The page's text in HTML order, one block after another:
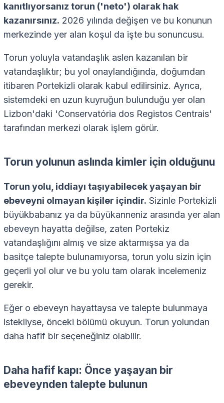
kanıtlıyorsanız torun ('neto') olarak hak
kazanırsınız. 2026 yılında değişen ve bu konunun
merkezinde yer alan koşul da işte bu sonuncusu.
Torun yoluyla vatandaşlık aslen kazanılan bir
vatandaşlıktır; bu yol onaylandığında, doğumdan
itibaren Portekizli olarak kabul edilirsiniz. Ayrıca,
sistemdeki en uzun kuyruğun bulunduğu yer olan
Lizbon'daki 'Conservatória dos Registos Centrais'
tarafından merkezi olarak işlem görür.
Torun yolunun aslında kimler için olduğunu
Torun yolu, iddiayı taşıyabilecek yaşayan bir
ebeveyni olmayan kişiler içindir. Sizinle Portekizli
büyükbabanız ya da büyükanneniz arasında yer alan
ebeveyn hayatta değilse, zaten Portekiz
vatandaşlığını almış ve size aktarmışsa ya da
basitçe talepte bulunamıyorsa, torun yolu sizin için
geçerli yol olur ve bu yolu tam olarak incelemeniz
gerekir.
Eğer o ebeveyn hayattaysa ve talepte bulunmaya
istekliyse, önceki bölümü okuyun. Torun yolundan
daha hafif bir seçeneğiniz olabilir.
Daha hafif kapı: Önce yaşayan bir
ebeveynden talepte bulunun